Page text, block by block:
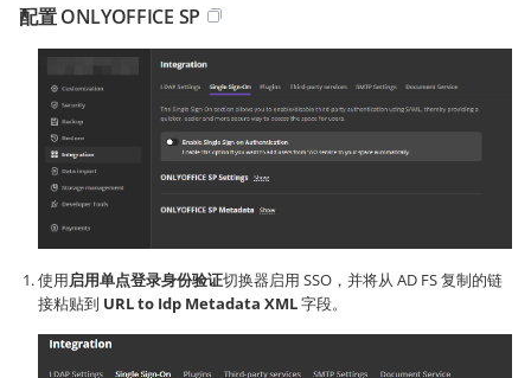
配置 ONLYOFFICE SP
使用启用单点登录身份验证切换器启用 SSO，并将从 AD FS 复制的链
接粘贴到 URL to Idp Metadata XML字段。